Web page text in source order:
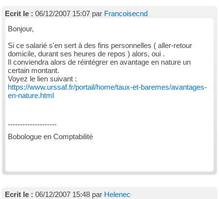
Ecrit le : 06/12/2007 15:07 par Francoisecnd
Bonjour,
Si ce salarié s'en sert à des fins personnelles ( aller-retour
domicile, durant ses heures de repos ) alors, oui .
Il conviendra alors de réintégrer en avantage en nature un
certain montant.
Voyez le lien suivant :
https://www.urssaf.fr/portail/home/taux-et-baremes/avantages-
en-nature.html
--------------------
Bobologue en Comptabilité
Ecrit le : 06/12/2007 15:48 par Helenec